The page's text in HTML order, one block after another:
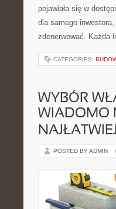
pojawiała się w
dla samego inwestora,
zdenerwować. Każda
CATEGORIES:
WYBÓR
WIADOMO
POSTED BY ADMIN